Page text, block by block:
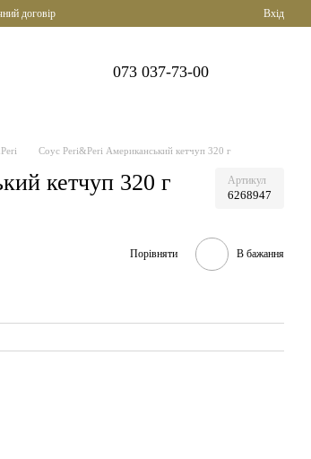
договір Вхід
073 037-73-00
Соус Peri&Peri Американський кетчуп 320 г
кетчуп 320 г Артикул
6268947
Порівняти В бажання